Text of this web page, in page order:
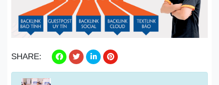
SHARE: